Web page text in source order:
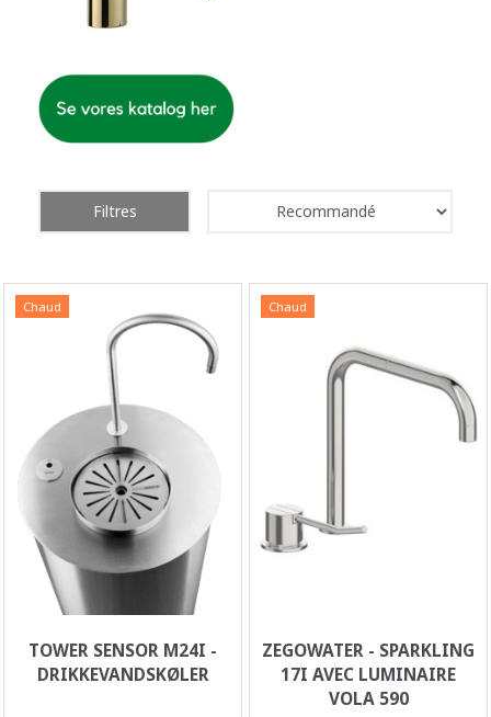
Filtres
Chaud
TOWER SENSOR M24I -
DRIKKEVANDSKØLER
Chaud
ZEGOWATER - SPARKLING
17I AVEC LUMINAIRE
VOLA 590